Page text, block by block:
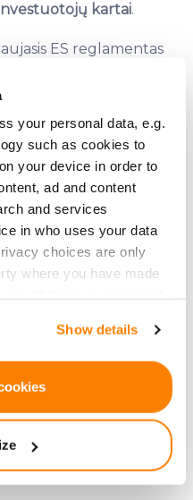
your personal data, e.g.
such as cookies to
your device in order to
ad and content
and services
in who uses your data
choices are only
where you have made
to:
scanning it for
Show details
kartai.
ES reglamentas
užsienyje, bet ir
kaip
ieškantiems
plačiau nei
. Nesbe vertybių,